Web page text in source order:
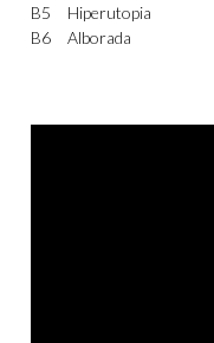
B5
Hiperutopia
B6
Alborada